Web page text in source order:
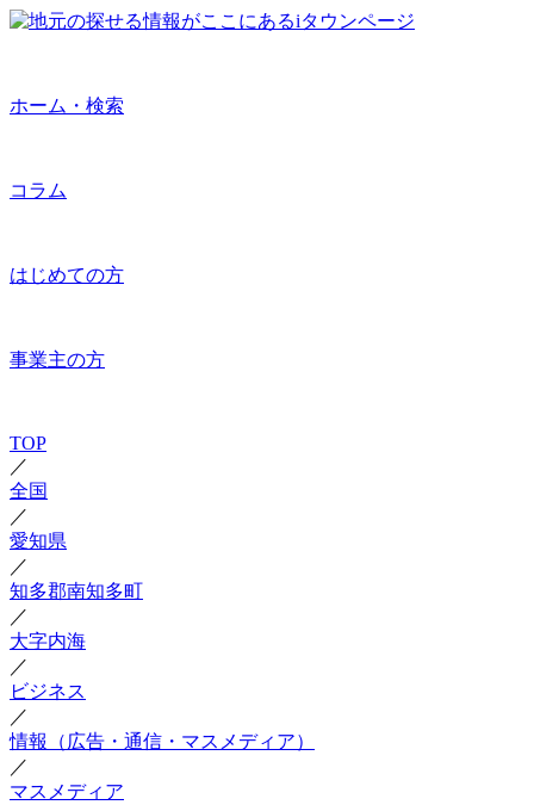
ホーム・検索
コラム
はじめての方
事業主の方
TOP
／
全国
／
愛知県
／
知多郡南知多町
／
大字内海
／
ビジネス
／
情報（広告・通信・マスメディア）
／
マスメディア